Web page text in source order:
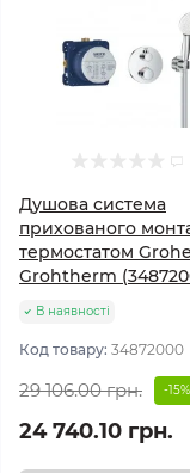
Душова система
прихованого
термостатом Grohe
Grohtherm
В наявності
Код товару: 34872000
29 106.00 грн. -15%
24 740.10 грн.